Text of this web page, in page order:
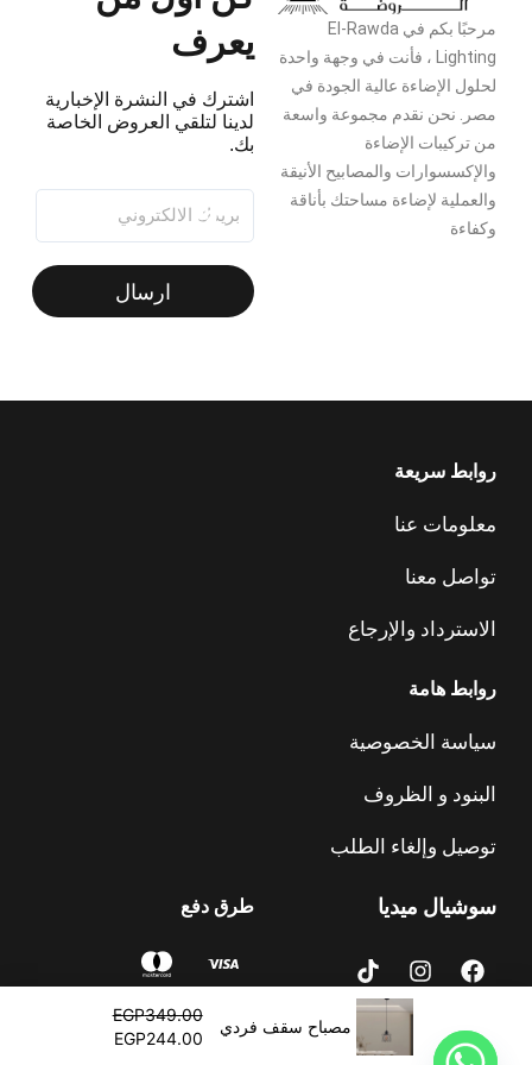
مصباح سقف فردي
EGP349.00
الأصلي
هو:
EGP244.00
الحالي
مرحبًا بكم في El-Rawda
Lighting ، فأنت في وجهة واحدة
لحلول الإضاءة عالية الجودة في
مصر. نحن نقدم مجموعة واسعة
من تركيبات الإضاءة
والإكسسوارات والمصابيح الأنيقة
والعملية لإضاءة مساحتك بأناقة
وكفاءة
يعرف
اشترك في النشرة الإخبارية
لدينا لتلقي العروض الخاصة
بك.
ارسال
روابط سريعة
معلومات عنا
تواصل معنا
الاسترداد والإرجاع
روابط هامة
سياسة الخصوصية
البنود و الظروف
توصيل وإلغاء الطلب
سوشيال ميديا
a
c
b
n
s
i
k
t
o
طرق دفع
السجل الضريبي : © 2023 – Alrawdalighting | جميع الحقوق